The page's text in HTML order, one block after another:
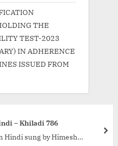
THE
TEST-2023
IN ADHERENCE
ISSUED FROM
– Khiladi 786
Hindi sung by Himesh